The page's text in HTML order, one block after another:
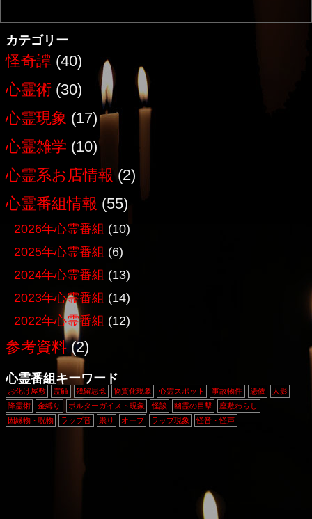
カテゴリー
怪奇譚 (40)
心霊術 (30)
心霊現象 (17)
心霊雑学 (10)
心霊系お店情報 (2)
心霊番組情報 (55)
2026年心霊番組 (10)
2025年心霊番組 (6)
2024年心霊番組 (13)
2023年心霊番組 (14)
2022年心霊番組 (12)
参考資料(2)
心霊番組キーワード
お化け屋敷 霊触 残留思念 物質化現象 心霊スポット 事故物件 憑依
人影
降霊術
金縛り ポルターガイスト現象 怪談 幽霊の目撃
座敷わらし
因縁物・呪物
ラップ音 祟り オーブ ラップ現象 怪音・怪声